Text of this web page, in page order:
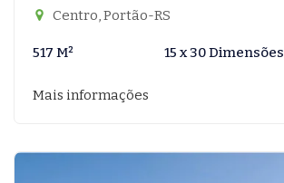
Centro, Portão-RS
517 M² 15 x 30 Dimensões
Mais informações